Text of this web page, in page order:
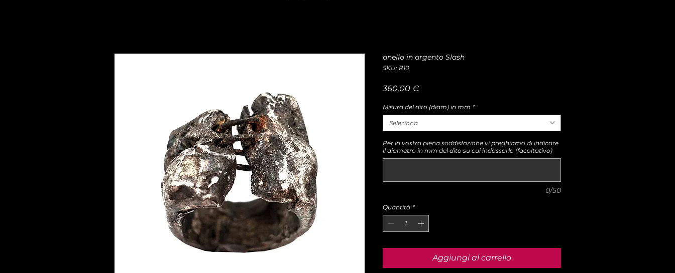
anello in argento Slash
SKU: R10
360,00 €Prezzo
Misura del dito (diam) in mm *
Seleziona
Per la vostra piena soddisfazione vi preghiamo di indicare
il diametro in mm del dito su cui indossarlo (facoltativo)
0/50
Quantità *
Aggiungi al carrello